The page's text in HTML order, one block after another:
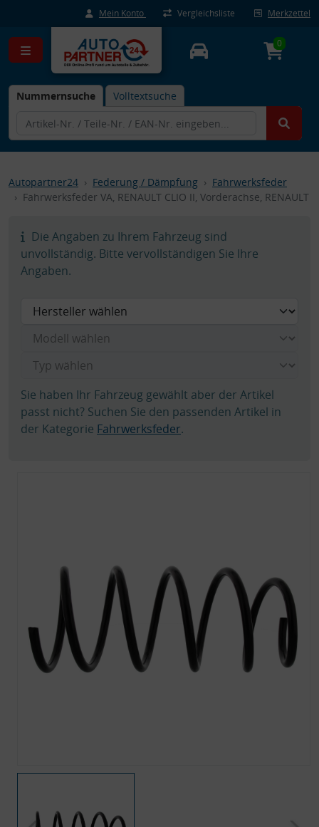
Mein Konto Vergleichsliste Merkzettel
Nummernsuche Volltextsuche
0
Autopartner24 Federung / Dämpfung
Fahrwerksfeder
Fahrwerksfeder VA, RENAULT CLIO II, Vorderachse, RENAULT
Die Angaben zu Ihrem Fahrzeug sind
unvollständig. Bitte vervollständigen Sie Ihre
Angaben.
Sie haben Ihr Fahrzeug gewählt aber der Artikel
passt nicht? Suchen Sie den passenden Artikel in
der Kategorie Fahrwerksfeder.